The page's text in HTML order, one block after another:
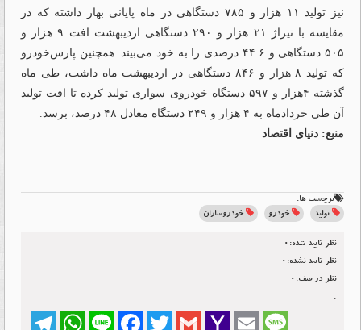
نیز تولید ۱۱ هزار و ۷۸۵ دستگاهی در ماه پایانی بهار داشته که در
مقایسه با تیراژ ۲۱ هزار و ۲۹۰ دستگاهی اردیبهشت افت ۹ هزار و
۵۰۵ دستگاهی و ۴۴.۶ درصدی را به خود می‌بیند. همچنین پارس‌‌‌‌‌‌‌‌‌‌‌‌‌‌‌‌‌‌‌‌‌‌‌‌‌‌‌‌‌‌‌‌‌‌‌‌خودرو
که تولید ۸ هزار و ۸۴۶ دستگاهی در اردیبهشت ماه داشت، طی ماه
گذشته ۴هزار و ۵۹۷ دستگاه خودروی سواری تولید کرده تا افت تولید
آن طی خردادماه به ۴ هزار و ۲۴۹ دستگاه معادل ۴۸ درصد، برسد.
منبع: دنیای اقتصاد
برچسب ها:
تولید
خودرو خودروسازان
نظر تایید شده:0
نظر تایید نشده:0
نظر در صف:0
TelegramWhatsApp LineFacebook Twitter Gmail
Yahoo
Email Message